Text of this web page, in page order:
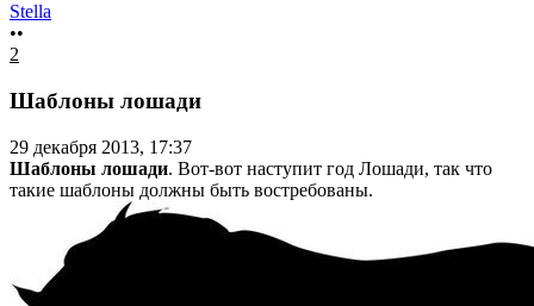
Stella
••
2
Шаблоны лошади
29 декабря 2013, 17:37
Шаблоны лошади. Вот-вот наступит год Лошади, так что
такие шаблоны должны быть востребованы.